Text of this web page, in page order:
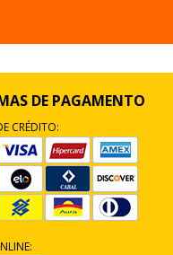
DE PAGAMENTO
CRÉDITO: